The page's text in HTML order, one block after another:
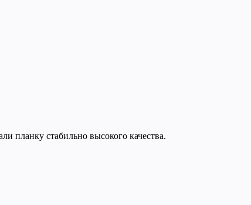
планку стабильно высокого качества.